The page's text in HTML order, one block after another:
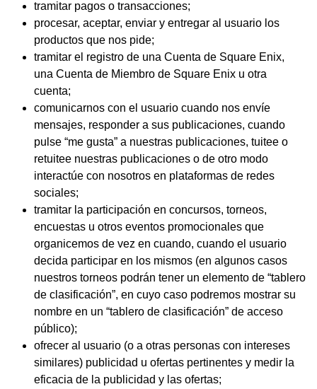
tramitar pagos o transacciones;
procesar, aceptar, enviar y entregar al usuario los
productos que nos pide;
tramitar el registro de una Cuenta de Square Enix,
una Cuenta de Miembro de Square Enix u otra
cuenta;
comunicarnos con el usuario cuando nos envíe
mensajes, responder a sus publicaciones, cuando
pulse “me gusta” a nuestras publicaciones, tuitee o
retuitee nuestras publicaciones o de otro modo
interactúe con nosotros en plataformas de redes
sociales;
tramitar la participación en concursos, torneos,
encuestas u otros eventos promocionales que
organicemos de vez en cuando, cuando el usuario
decida participar en los mismos (en algunos casos
nuestros torneos podrán tener un elemento de “tablero
de clasificación”, en cuyo caso podremos mostrar su
nombre en un “tablero de clasificación” de acceso
público);
ofrecer al usuario (o a otras personas con intereses
similares) publicidad u ofertas pertinentes y medir la
eficacia de la publicidad y las ofertas;